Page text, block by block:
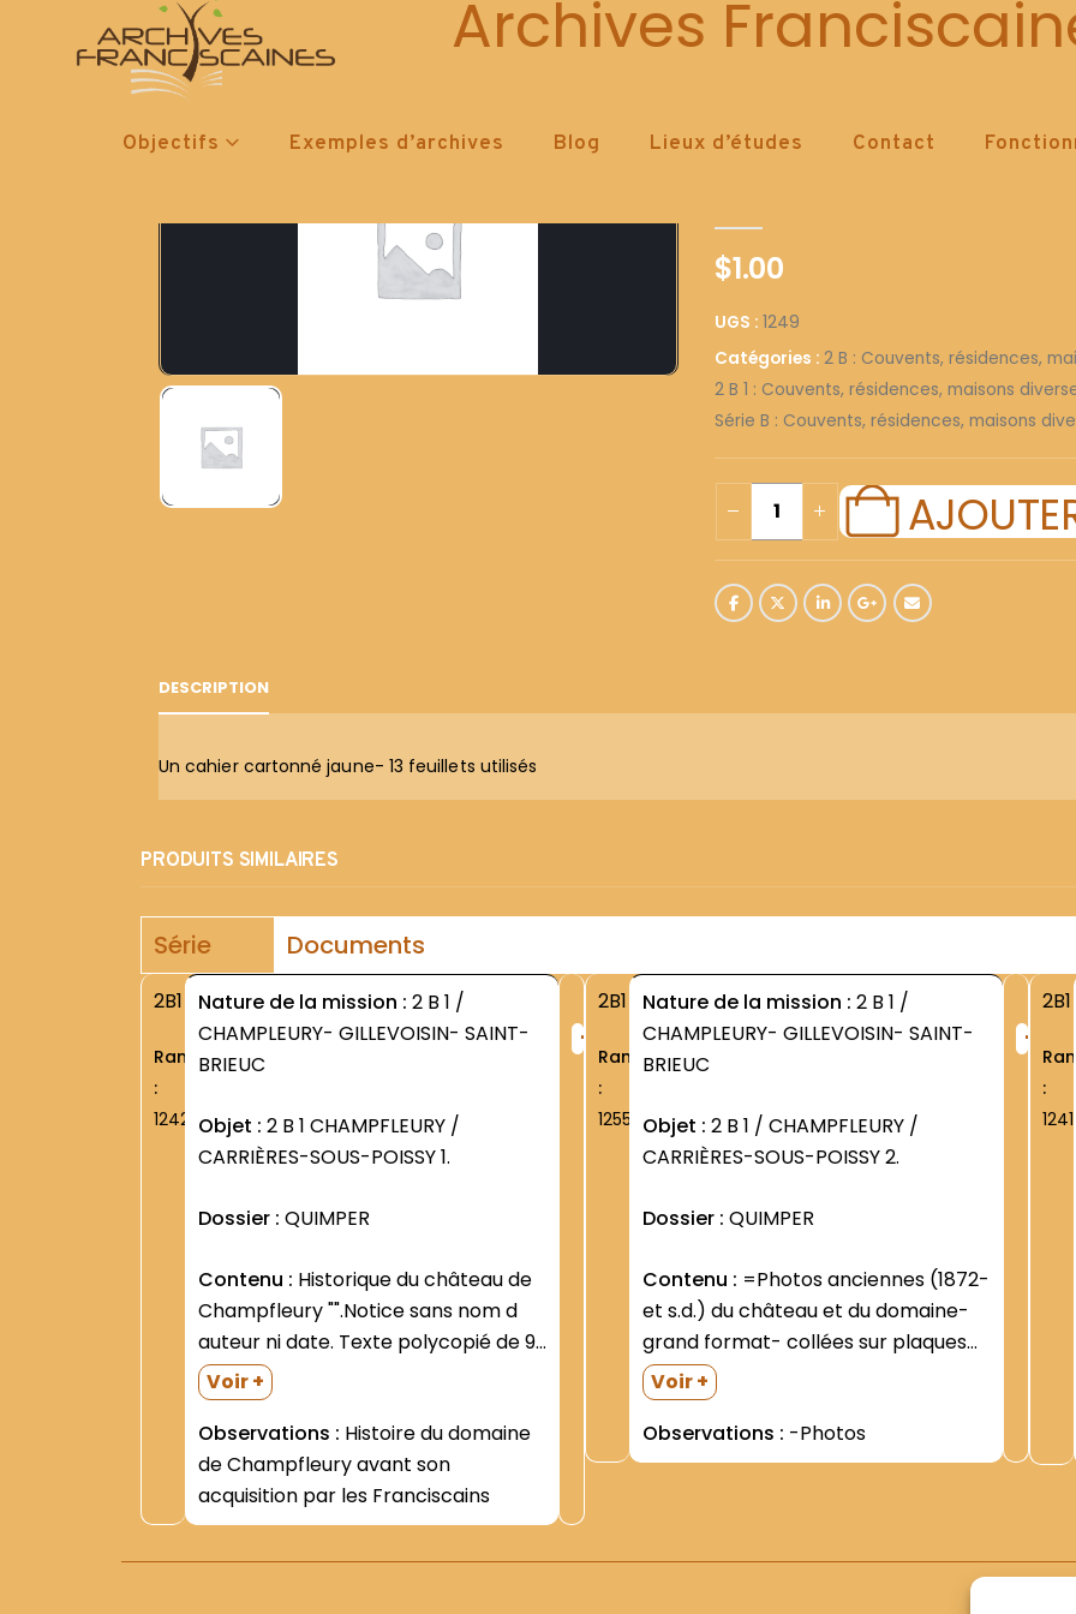
Archives
Objectifs Exemples d’archives Blog Lieux d’études Contact
1249
$1.00
UGS : 1249
Catégories : 2 B : Couvents, résidences,
2 B 1 : Couvents, résidences, maisons
Série B : Couvents, résidences, maisons
DESCRIPTION
Un cahier cartonné jaune- 13 feuillets utilisés
PRODUITS SIMILAIRES
Série Documents
2B1
Rang
:
1242
Nature de la mission : 2 B 1 /
CHAMPLEURY- GILLEVOISIN- SAINT-
BRIEUC
Objet : 2 B 1 CHAMPFLEURY /
CARRIÈRES-SOUS-POISSY 1.
Dossier : QUIMPER
Contenu :
Champfleury "".Notice sans nom d
auteur ni date. Texte polycopié de 9
p- avec plusieurs duplicata
dactylographié. Cette notice fut
communiquée au P. Adalbert
HAMMAN par le P. Marie-Jean GALY-
en février 1992 -Ecoles Foyer de...
Voir +
Observations : Histoire du domaine
de Champfleury avant son
acquisition par les Franciscains
+
2B1
Rang
:
1255
Nature de la mission : 2 B 1 /
CHAMPLEURY- GILLEVOISIN- SAINT-
BRIEUC
Objet : 2 B 1 / CHAMPFLEURY /
CARRIÈRES-SOUS-POISSY 2.
Dossier : QUIMPER
Contenu :
et s.d.) du château et du domaine-
grand format- collées sur plaques
de carton =Le château. Le domaine.
Le paysage alentour =L intérieur de
la chapelle =Ordination (1941- 1943-
1950- 1954- 1955) =Groupes divers
Voir +
Observations : -Photos
+
2B1
Rang
:
1241